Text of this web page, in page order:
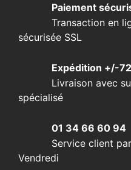
Paiement
Transaction en
sécurisée SSL
Expédition +/-
Livraison avec
spécialisé
01 34 66 60 94
Service client
Vendredi